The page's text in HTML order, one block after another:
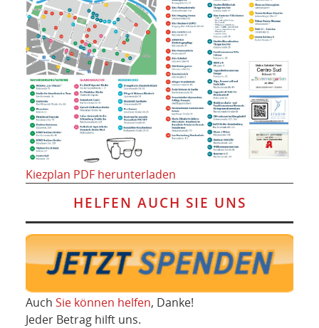
Kiezplan PDF herunterladen
HELFEN AUCH SIE UNS
Auch Sie können helfen, Danke!
Jeder Betrag hilft uns.